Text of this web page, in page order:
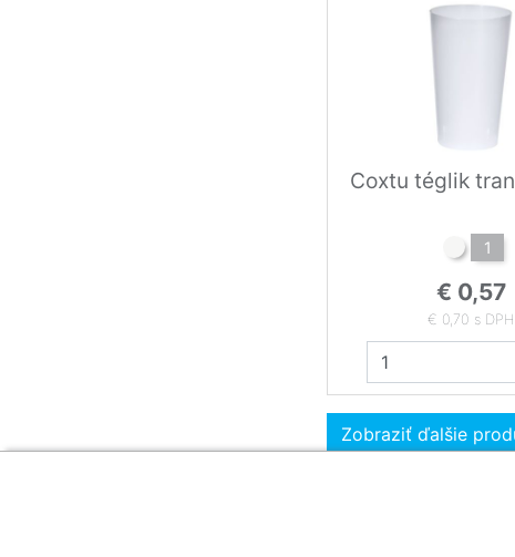
Coxtu téglik
1
€ 0,57
€ 0,70 s DPH
Zobraziť ďalšie